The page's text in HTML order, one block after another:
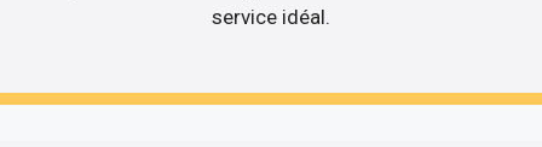
service idéal.